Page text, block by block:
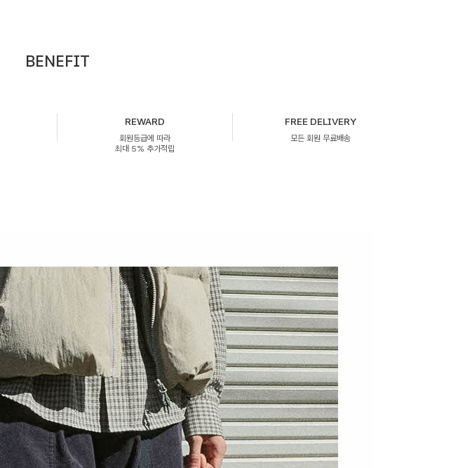
BENEFIT
REWARD
회원등급에 따라
최대 5% 추가적립
FREE DELIVERY
모든 회원 무료배송